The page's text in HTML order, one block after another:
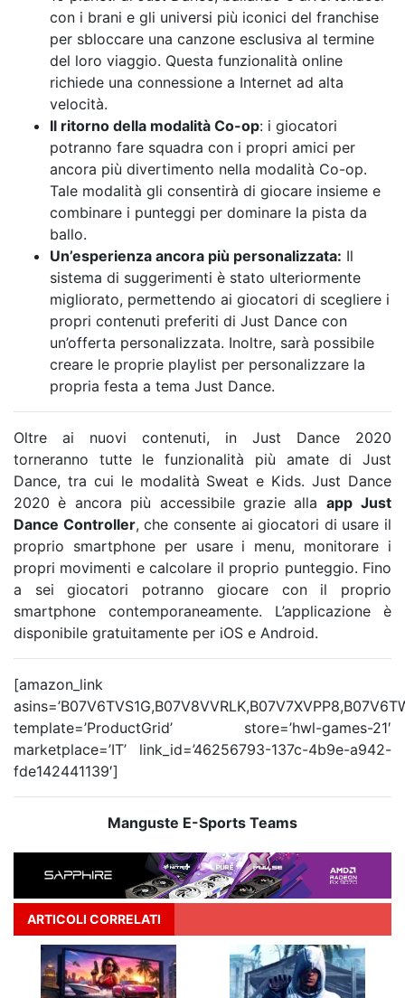
con i brani e gli universi più iconici del franchise
per sbloccare una canzone esclusiva al termine
del loro viaggio. Questa funzionalità online
richiede una connessione a Internet ad alta
velocità.
Il ritorno della modalità Co-op: i giocatori
potranno fare squadra con i propri amici per
ancora più divertimento nella modalità Co-op.
Tale modalità gli consentirà di giocare insieme e
combinare i punteggi per dominare la pista da
ballo.
Un’esperienza ancora più personalizzata: Il
sistema di suggerimenti è stato ulteriormente
migliorato, permettendo ai giocatori di scegliere i
propri contenuti preferiti di Just Dance con
un’offerta personalizzata. Inoltre, sarà possibile
creare le proprie playlist per personalizzare la
propria festa a tema Just Dance.
Oltre ai nuovi contenuti, in Just Dance 2020
torneranno tutte le funzionalità più amate di Just
Dance, tra cui le modalità Sweat e Kids. Just Dance
2020 è ancora più accessibile grazie alla app Just
Dance Controller, che consente ai giocatori di usare il
proprio smartphone per usare i menu, monitorare i
propri movimenti e calcolare il proprio punteggio. Fino
a sei giocatori potranno giocare con il proprio
smartphone contemporaneamente. L’applicazione è
disponibile gratuitamente per iOS e Android.
[amazon_link
template=’ProductGrid’ store=’hwl-games-21′
marketplace=’IT’ link_id=’46256793-137c-4b9e-a942-
fde142441139′]
Manguste E-Sports Teams
ARTICOLI CORRELATI